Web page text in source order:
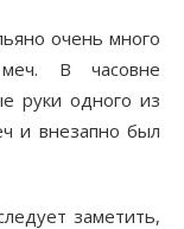
очень много
В часовне
руки одного из
и внезапно был
заметить,